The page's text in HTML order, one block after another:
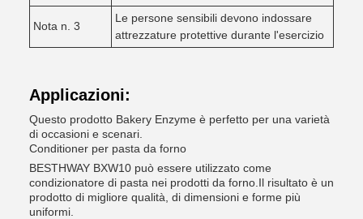
Nota n. 3
Le persone sensibili devono indossare
attrezzature protettive durante l'esercizio
Applicazioni:
Questo prodotto Bakery Enzyme è perfetto per una varietà
di occasioni e scenari.
Conditioner per pasta da forno
BESTHWAY BXW10 può essere utilizzato come
condizionatore di pasta nei prodotti da forno.Il risultato è un
prodotto di migliore qualità, di dimensioni e forme più
uniformi.